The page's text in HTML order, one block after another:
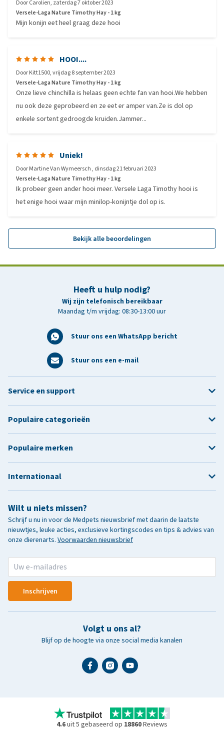
DoorCarolien, zaterdag 7 oktober 2023
Versele-Laga Nature Timothy Hay - 1 kg
Mijn konijn eet heel graag deze hooi
HOOI....
DoorKitt1500,vrijdag 8 september 2023
Versele-Laga Nature Timothy Hay - 1 kg
Onze lieve chinchilla is helaas geen echte fan van hooi.We hebben
nu ook deze geprobeerd en ze eet er amper van.Ze is dol op
enkele sortent gedroogde kruiden.Jammer...
Uniek!
DoorMartine Van Wymeersch, dinsdag 21 februari 2023
Versele-Laga Nature Timothy Hay - 1 kg
Ik probeer geen ander hooi meer. Versele Laga Timothy hooi is
het enige hooi waar mijn minilop-konijntje dol op is.
Bekijk alle beoordelingen
Heeft u hulp nodig?
Wij zijn telefonisch bereikbaar
Maandag t/m vrijdag: 08:30-13:00 uur
Stuur ons een WhatsApp bericht
Stuur ons een e-mail
Wilt u niets missen?
Schrijf u nu in voor de Medpets nieuwsbrief met daarin de laatste
nieuwtjes, leuke acties, exclusieve kortingscodes en tips & advies van
onze dierenarts. Voorwaarden nieuwsbrief
Inschrijven
Volgt u ons al?
Blijf op de hoogte via onze social media kanalen
Service en support
Populaire categorieën
Populaire merken
Internationaal
4.6uit 5 gebaseerd op 18860Reviews